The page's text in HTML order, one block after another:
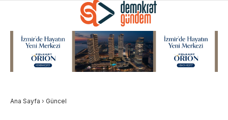
Ana Sayfa › Güncel